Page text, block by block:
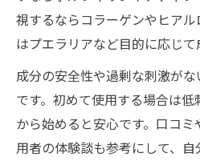
視するならコラーゲンやヒア
はプエラリアなど目的に応じて
成分の安全性や過剰な刺激が
です。初めて使用する場合は
から始めると安心です。口コ
用者の体験談も参考にして、